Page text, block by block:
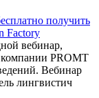
получить
Factory
вебинар,
PROMT
Вебинар
лингвистич